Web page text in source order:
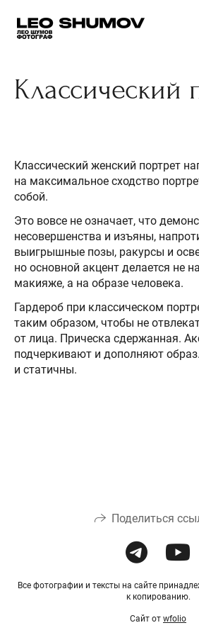
Классический
Классический женский портрет
на максимальное сходство
собой.
Это вовсе не означает, что
несовершенства и изъяны,
выигрышные позы, ракурсы и
но основной акцент делается не
макияже, а на образе человека.
Гардероб при классическом
таким образом, чтобы не
от лица. Прическа сдержанная.
подчеркивают и дополняют
и статичны.
Поделиться
Все фотографии и тексты на сайте
к копированию.
Сайт от wfolio